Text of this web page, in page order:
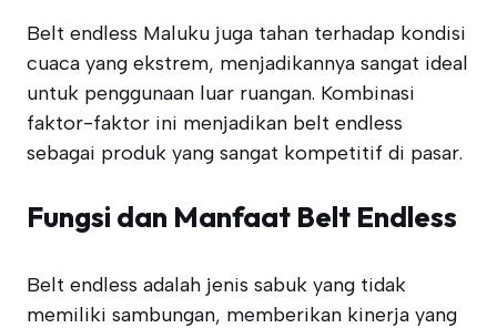
Belt endless Maluku juga tahan terhadap kondisi
cuaca yang ekstrem, menjadikannya sangat ideal
untuk penggunaan luar ruangan. Kombinasi
faktor-faktor ini menjadikan belt endless
sebagai produk yang sangat kompetitif di pasar.
Fungsi dan Manfaat Belt Endless
Belt endless adalah jenis sabuk yang tidak
memiliki sambungan, memberikan kinerja yang